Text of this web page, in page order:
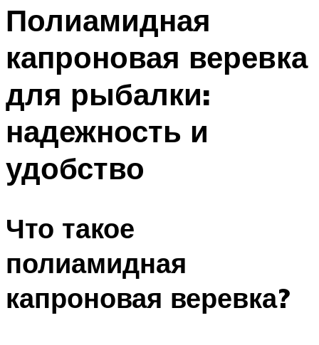
Полиамидная
капроновая веревка
для рыбалки:
надежность и
удобство
Что такое
полиамидная
капроновая веревка?